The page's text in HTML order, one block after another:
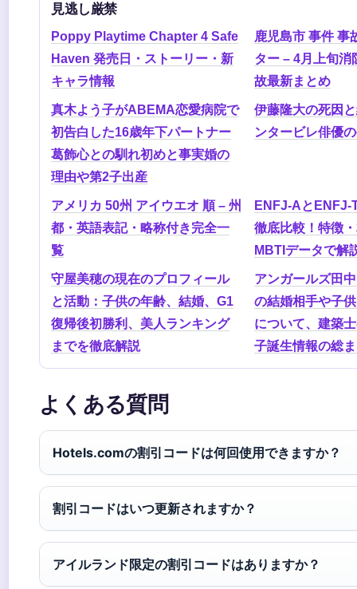
見逃し厳禁
Poppy Playtime Chapter 4 Safe
Haven 発売日・ストーリー・新
キャラ情報
鹿児島市 事件 事
ター – 4月上旬消
故最新まとめ
真木よう子がABEMA恋愛病院で
初告白した16歳年下パートナー
葛飾心との馴れ初めと事実婚の
理由や第2子出産
伊藤隆大の死因
ンタービレ俳優
アメリカ 50州 アイウエオ 順 – 州
都・英語表記・略称付き完全一
覧
ENFJ-AとENFJ-
徹底比較！特徴
MBTIデータで解
守屋美穂の現在のプロフィール
と活動：子供の年齢、結婚、G1
復帰後初勝利、美人ランキング
までを徹底解説
アンガールズ田
の結婚相手や子
について、建築
子誕生情報の総
よくある質問
Hotels.comの割引コードは何回使用できますか？
割引コードはいつ更新されますか？
アイルランド限定の割引コードはありますか？